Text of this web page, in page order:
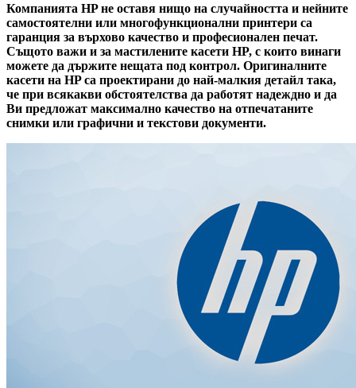
Компанията HP не оставя нищо на случайността и нейните
самостоятелни или многофункционални принтери са
гаранция за върхово качество и професионален печат.
Същото важи и за мастилените касети HP, с които винаги
можете да държите нещата под контрол. Оригиналните
касети на HP са проектирани до най-малкия детайл така,
че при всякакви обстоятелства да работят надеждно и да
Ви предложат максимално качество на отпечатаните
снимки или графични и текстови документи.